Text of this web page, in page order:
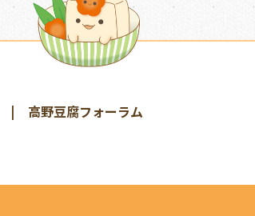
高野豆腐フォーラム